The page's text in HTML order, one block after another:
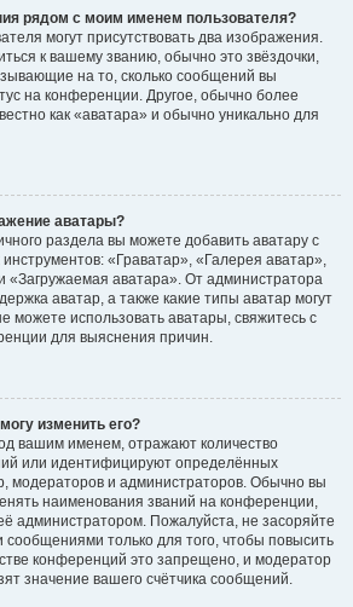
рядом с моим именем пользователя?
могут присутствовать два изображения.
к вашему званию, обычно это звёздочки,
на то, сколько сообщений вы
на конференции. Другое, обычно более
как «аватара» и обычно уникально для
аватары?
раздела вы можете добавить аватару с
«Граватар», «Галерея аватар»,
«Загружаемая аватара». От администратора
аватар, а также какие типы аватар могут
можете использовать аватары, свяжитесь с
для выяснения причин.
изменить его?
вашим именем, отражают количество
или идентифицируют определённых
модераторов и администраторов. Обычно вы
наименования званий на конференции,
администратором. Пожалуйста, не засоряйте
только для того, чтобы повысить
конференций это запрещено, и модератор
значение вашего счётчика сообщений.